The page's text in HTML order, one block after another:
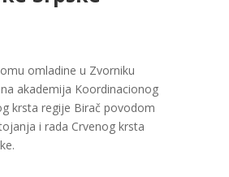
omladine u Zvorniku
akademija Koordinacionog
krsta regije Birač povodom
i rada Crvenog krsta